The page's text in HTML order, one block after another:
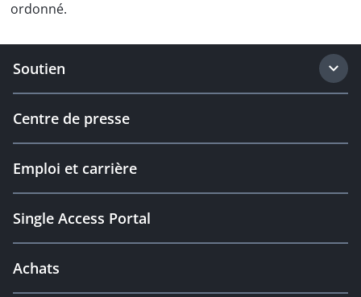
ordonné.
Soutien
Centre de presse
Emploi et carrière
Single Access Portal
Achats